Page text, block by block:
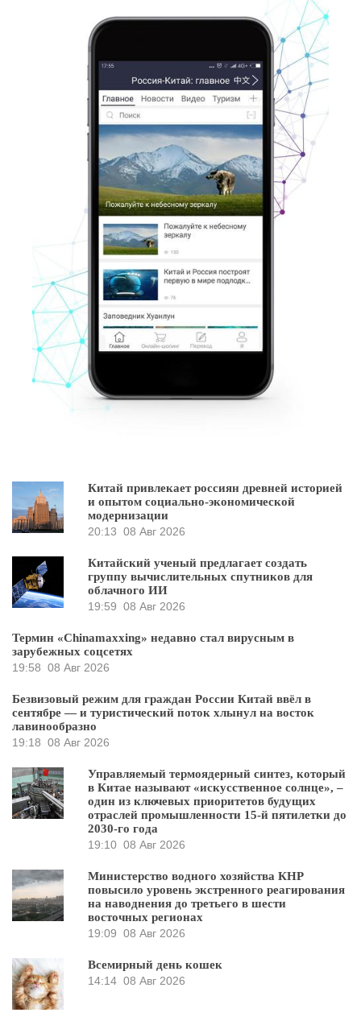
Китай привлекает россиян древней историей
и опытом социально-экономической
модернизации
20:13 08 Авг 2026
Китайский ученый предлагает создать
группу вычислительных спутников для
облачного ИИ
19:59 08 Авг 2026
Термин «Chinamaxxing» недавно стал вирусным в
зарубежных соцсетях
19:58 08 Авг 2026
Безвизовый режим для граждан России Китай ввёл в
сентябре — и туристический поток хлынул на восток
лавинообразно
19:18 08 Авг 2026
Управляемый термоядерный синтез, который
в Китае называют «искусственное солнце», –
один из ключевых приоритетов будущих
отраслей промышленности 15-й пятилетки до
2030-го года
19:10 08 Авг 2026
Министерство водного хозяйства КНР
повысило уровень экстренного реагирования
на наводнения до третьего в шести
восточных регионах
19:09 08 Авг 2026
Всемирный день кошек
14:14 08 Авг 2026